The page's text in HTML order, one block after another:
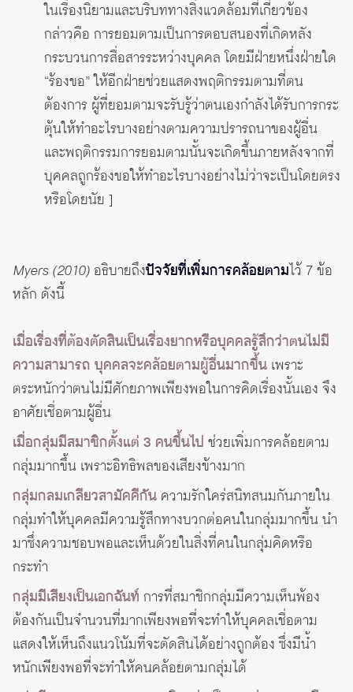
ในเรื่องนิยามและบริบททางสิ่งแวดล้อมที่เกี่ยวข้อง
กล่าวคือ การยอมตามเป็นการตอบสนองที่เกิดหลัง
กระบวนการสื่อสารระหว่างบุคคล โดยมีฝ่ายหนึ่งฝ่ายใด
“ร้องขอ” ให้อีกฝ่ายช่วยแสดงพฤติกรรมตามที่ตน
ต้องการ ผู้ที่ยอมตามจะรับรู้ว่าตนเองกำลังได้รับการกระ
ตุ้นให้ทำอะไรบางอย่างตามความปรารถนาของผู้อื่น
และพฤติกรรมการยอมตามนั้นจะเกิดขึ้นภายหลังจากที่
บุคคลถูกร้องขอให้ทำอะไรบางอย่างไม่ว่าจะเป็นโดยตรง
หรือโดยนัย ]
Myers (2010)อธิบายถึงปัจจัยที่เพิ่มการคล้อยตามไว้ 7 ข้อ
หลัก ดังนี้
เมื่อเรื่องที่ต้องตัดสินเป็นเรื่องยากหรือบุคคลรู้สึกว่าตนไม่มี
ความสามารถ บุคคลจะคล้อยตามผู้อื่นมากขึ้น เพราะ
ตระหนักว่าตนไม่มีศักยภาพเพียงพอในการคิดเรื่องนั้นเอง จึง
อาศัยเชื่อตามผู้อื่น
เมื่อกลุ่มมีสมาชิกตั้งแต่ 3 คนขึ้นไป ช่วยเพิ่มการคล้อยตาม
กลุ่มมากขึ้น เพราะอิทธิพลของเสียงข้างมาก
กลุ่มกลมเกลียวสามัคคีกัน ความรักใคร่สนิทสนมกันภายใน
กลุ่มทำให้บุคคลมีความรู้สึกทางบวกต่อคนในกลุ่มมากขึ้น นำ
มาซึ่งความชอบพอและเห็นด้วยในสิ่งที่คนในกลุ่มคิดหรือ
กระทำ
กลุ่มมีเสียงเป็นเอกฉันท์ การที่สมาชิกกลุ่มมีความเห็นพ้อง
ต้องกันเป็นจำนวนที่มากเพียงพอที่จะทำให้บุคคลเชื่อตาม
แสดงให้เห็นถึงแนวโน้มที่จะตัดสินได้อย่างถูกต้อง ซึ่งมีน้ำ
หนักเพียงพอที่จะทำให้คนคล้อยตามกลุ่มได้